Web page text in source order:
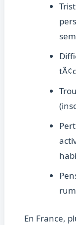
En France,